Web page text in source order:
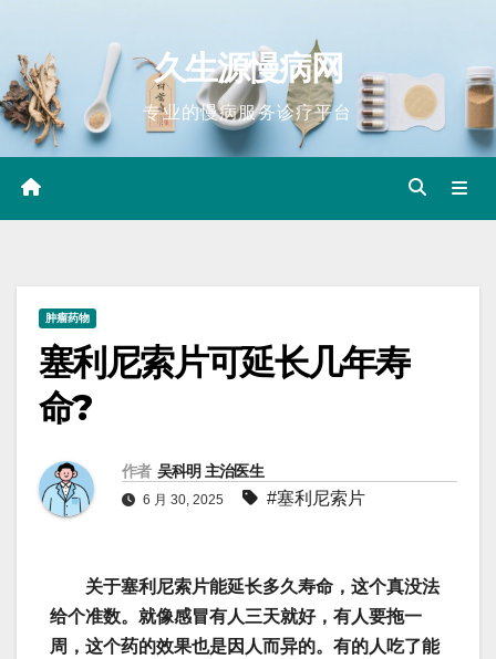
content
久生源慢病网
专业的慢病服务诊疗平台
肿瘤药物
塞利尼索片可延长几年寿
命?
作者 吴科明 主治医生
6 月 30, 2025 #塞利尼索片
关于塞利尼索片能延长多久寿命，这个真没法
给个准数。就像感冒有人三天就好，有人要拖一
周，这个药的效果也是因人而异的。有的人吃了能